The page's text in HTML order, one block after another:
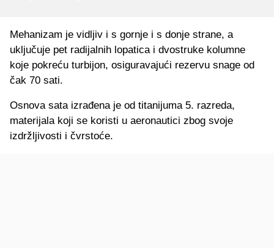
Mehanizam je vidljiv i s gornje i s donje strane, a
uključuje pet radijalnih lopatica i dvostruke kolumne
koje pokreću turbijon, osiguravajući rezervu snage od
čak 70 sati.
Osnova sata izrađena je od titanijuma 5. razreda,
materijala koji se koristi u aeronautici zbog svoje
izdržljivosti i čvrstoće.